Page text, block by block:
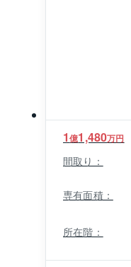
1億1,480万円
間取り：
専有面積：
所在階：